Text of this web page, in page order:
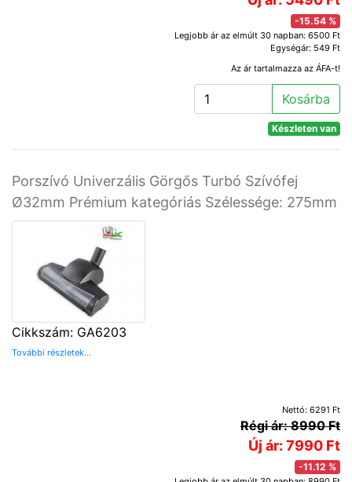
-15.54 %
Legjobb ár az elmúlt 30 napban: 6500 Ft
Egységár: 549 Ft
Az ár tartalmazza az ÁFA-t!
Kosárba
Készleten van
Porszívó Univerzális Görgős Turbó Szívófej
Ø32mm Prémium kategóriás Szélessége: 275mm
Cikkszám: GA6203
További részletek...
Nettó: 6291 Ft
Régi ár: 8990 Ft
Új ár: 7990 Ft
-11.12 %